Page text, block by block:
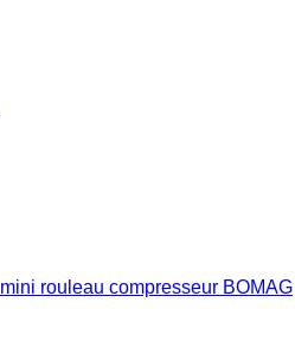
mini rouleau compresseur BOMAG